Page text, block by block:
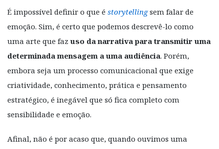
É impossível definir o que é storytellingsem falar de
emoção. Sim, é certo que podemos descrevê-lo como
uma arte que faz uso da narrativa para transmitir uma
determinada mensagem a uma audiência. Porém,
embora seja um processo comunicacional que exige
criatividade, conhecimento, prática e pensamento
estratégico, é inegável que só fica completo com
sensibilidade e emoção.
Afinal, não é por acaso que, quando ouvimos uma